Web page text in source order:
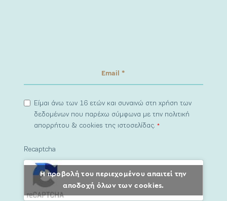
Είμαι άνω των 16 ετών και συναινώ στη χρήση των
δεδομένων που παρέχω σύμφωνα με την πολιτική
απορρήτου & cookies της ιστοσελίδας.*
Recaptcha
Η προβολή του περιεχομένου απαιτεί την
αποδοχή όλων των cookies.